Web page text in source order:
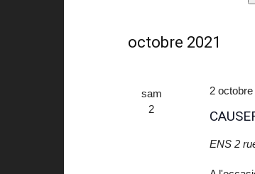
Évènements
clé.
octobre 2021
sam
2
2
ENS 2